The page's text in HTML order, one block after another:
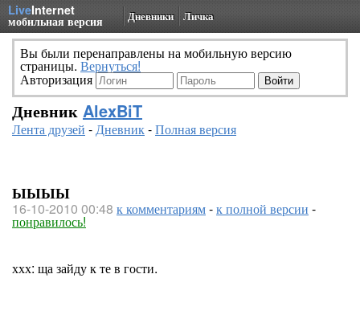
LiveInternet
мобильная версия Дневники Личка
Вы были перенаправлены на мобильную версию
страницы. Вернуться!
Авторизация
Дневник AlexBiT
Лента друзей -Дневник-Полная версия
ЫЫЫЫ
16-10-2010 00:48 к комментариям-к полной версии -
понравилось!
ххх: ща зайду к те в гости.